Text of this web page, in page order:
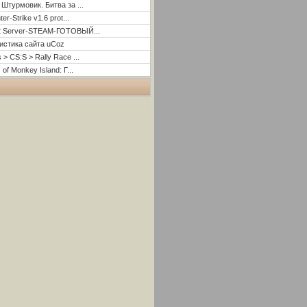
Битва за ...
Strike v1.6 prot...
Server-STEAM-ГОТОВЫЙ...
сайта uCoz
> CS:S > Rally Race ...
of Monkey Island: Г...